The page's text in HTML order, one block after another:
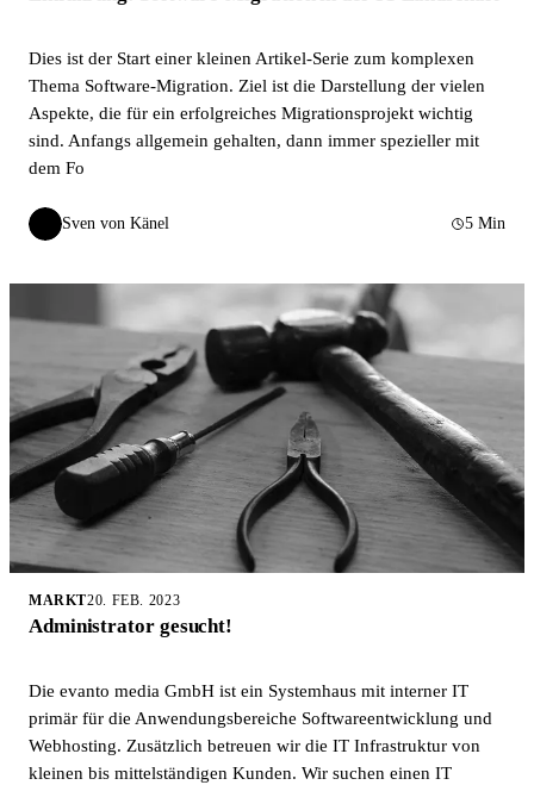
Dies ist der Start einer kleinen Artikel-Serie zum komplexen
Thema Software-Migration. Ziel ist die Darstellung der vielen
Aspekte, die für ein erfolgreiches Migrationsprojekt wichtig
sind. Anfangs allgemein gehalten, dann immer spezieller mit
dem Fo
Sven von Känel 5 Min
MARKT20. FEB. 2023
Administrator gesucht!
Die evanto media GmbH ist ein Systemhaus mit interner IT
primär für die Anwendungsbereiche Softwareentwicklung und
Webhosting. Zusätzlich betreuen wir die IT Infrastruktur von
kleinen bis mittelständigen Kunden. Wir suchen einen IT